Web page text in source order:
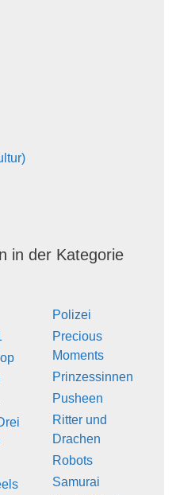
in der Kategorie
Polizei
Precious
Moments
Prinzessinnen
Pusheen
Ritter und
Drachen
Robots
Samurai